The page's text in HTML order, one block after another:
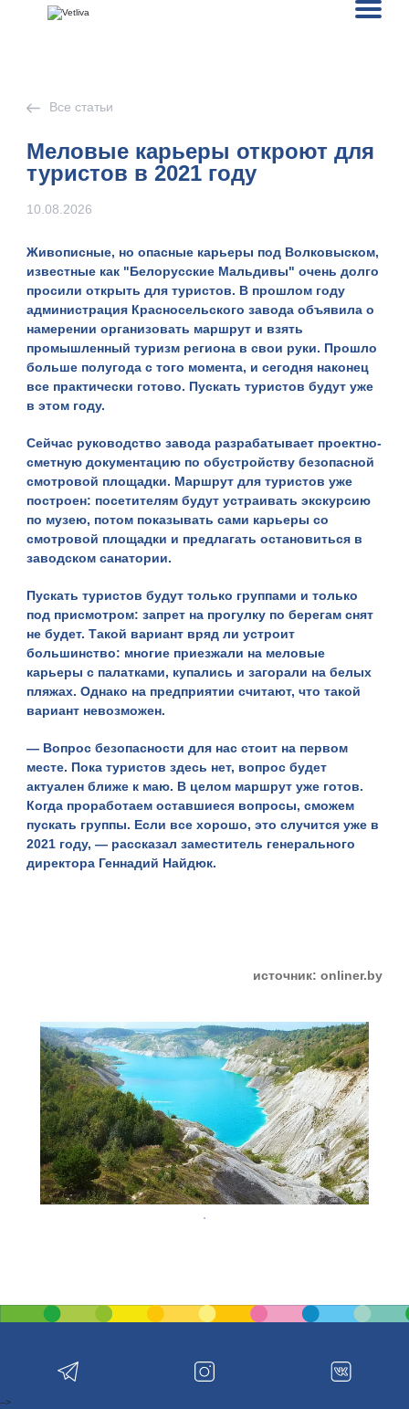
Все статьи
Меловые карьеры откроют для
туристов в 2021 году
10.08.2026
Живописные, но опасные карьеры под Волковыском,
известные как "Белорусские Мальдивы" очень долго
просили открыть для туристов. В прошлом году
администрация Красносельского завода объявила о
намерении организовать маршрут и взять
промышленный туризм региона в свои руки. Прошло
больше полугода с того момента, и сегодня наконец
все практически готово. Пускать туристов будут уже
в этом году.
Сейчас руководство завода разрабатывает проектно-
сметную документацию по обустройству безопасной
смотровой площадки. Маршрут для туристов уже
построен: посетителям будут устраивать экскурсию
по музею, потом показывать сами карьеры со
смотровой площадки и предлагать остановиться в
заводском санатории.
Пускать туристов будут только группами и только
под присмотром: запрет на прогулку по берегам снят
не будет. Такой вариант вряд ли устроит
большинство: многие приезжали на меловые
карьеры с палатками, купались и загорали на белых
пляжах. Однако на предприятии считают, что такой
вариант невозможен.
— Вопрос безопасности для нас стоит на первом
месте. Пока туристов здесь нет, вопрос будет
актуален ближе к маю. В целом маршрут уже готов.
Когда проработаем оставшиеся вопросы, сможем
пускать группы. Если все хорошо, это случится уже в
2021 году, — рассказал заместитель генерального
директора Геннадий Найдюк.
источник: onliner.by
-->